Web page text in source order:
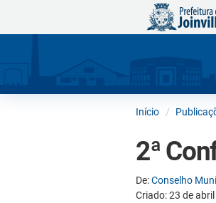
Início
2ª
De:Conselho
Criado: 23 de